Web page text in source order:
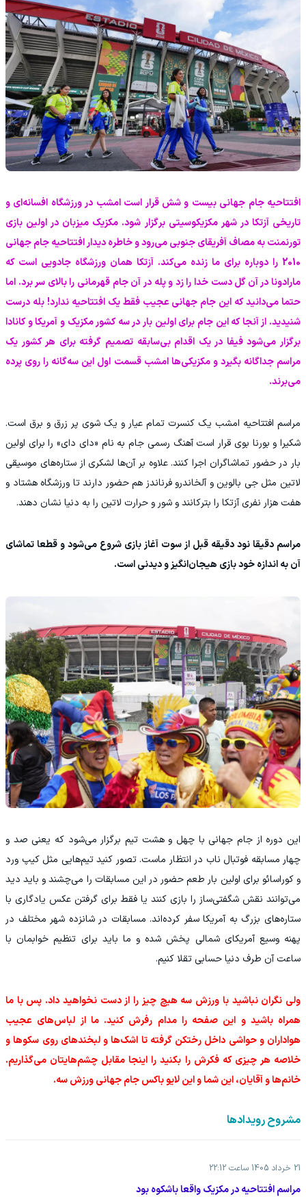
‫افتتاحیه جام جهانی بیست و شش قرار است امشب در ورزشگاه افسانه‌ای و
تاریخی آزتکا در شهر مکزیکوسیتی برگزار شود. مکزیک میزبان در اولین بازی
تورنمنت به مصاف آفریقای جنوبی می‌رود و خاطره دیدار افتتاحیه جام جهانی
2010 را دوباره برای ما زنده می‌کند. آزتکا همان ورزشگاه جادویی است که
مارادونا در آن گل دست خدا را زد و پله در آن جام قهرمانی را بالای سر برد. اما
حتما می‌دانید که این جام جهانی عجیب فقط یک افتتاحیه ندارد! بله درست
شنیدید. از آنجا که این جام برای اولین بار در سه کشور مکزیک و آمریکا و کانادا
برگزار می‌شود فیفا در یک اقدام بی‌سابقه تصمیم گرفته برای هر کشور یک
مراسم جداگانه بگیرد و مکزیکی‌ها امشب قسمت اول این سه‌گانه را روی پرده
می‌برند.
‫مراسم افتتاحیه امشب یک کنسرت تمام عیار و یک شوی پر زرق و برق است.
شکیرا و بورنا بوی قرار است آهنگ رسمی جام به نام «دای دای» را برای اولین
بار در حضور تماشاگران اجرا کنند. علاوه بر آن‌ها لشکری از ستاره‌های موسیقی
لاتین مثل جی بالوین و آلخاندرو فرناندز هم حضور دارند تا ورزشگاه هشتاد و
هفت هزار نفری آزتکا را بترکانند و شور و حرارت لاتین را به دنیا نشان دهند.
مراسم دقیقا نود دقیقه قبل از سوت آغاز بازی شروع می‌شود و قطعا تماشای
آن به اندازه خود بازی هیجان‌انگیز و دیدنی است.
‫این دوره از جام جهانی با چهل و هشت تیم برگزار می‌شود که یعنی صد و
چهار مسابقه فوتبال ناب در انتظار ماست. تصور کنید تیم‌هایی مثل کیپ ورد
و کوراسائو برای اولین بار طعم حضور در این مسابقات را می‌چشند و باید دید
می‌توانند نقش شگفتی‌ساز را بازی کنند یا فقط برای گرفتن عکس یادگاری با
ستاره‌های بزرگ به آمریکا سفر کرده‌اند. مسابقات در شانزده شهر مختلف در
پهنه وسیع آمریکای شمالی پخش شده و ما باید برای تنظیم خوابمان با
ساعت آن طرف دنیا حسابی تقلا کنیم.
‫ولی نگران نباشید با ورزش سه هیچ چیز را از دست نخواهید داد. پس با ما
همراه باشید و این صفحه را مدام رفرش کنید. ما از لباس‌های عجیب
هواداران و حواشی داخل رختکن گرفته تا اشک‌ها و لبخندهای روی سکوها و
خلاصه هر چیزی که فکرش را بکنید را اینجا مقابل چشم‌هایتان می‌گذاریم.
خانم‌ها و آقایان، این شما و این لایو باکس جام جهانی ورزش سه.
مشروح رویدادها
21 خرداد 1405 ساعت 22:12
مراسم افتتاحیه در مکزیک واقعا باشکوه بود